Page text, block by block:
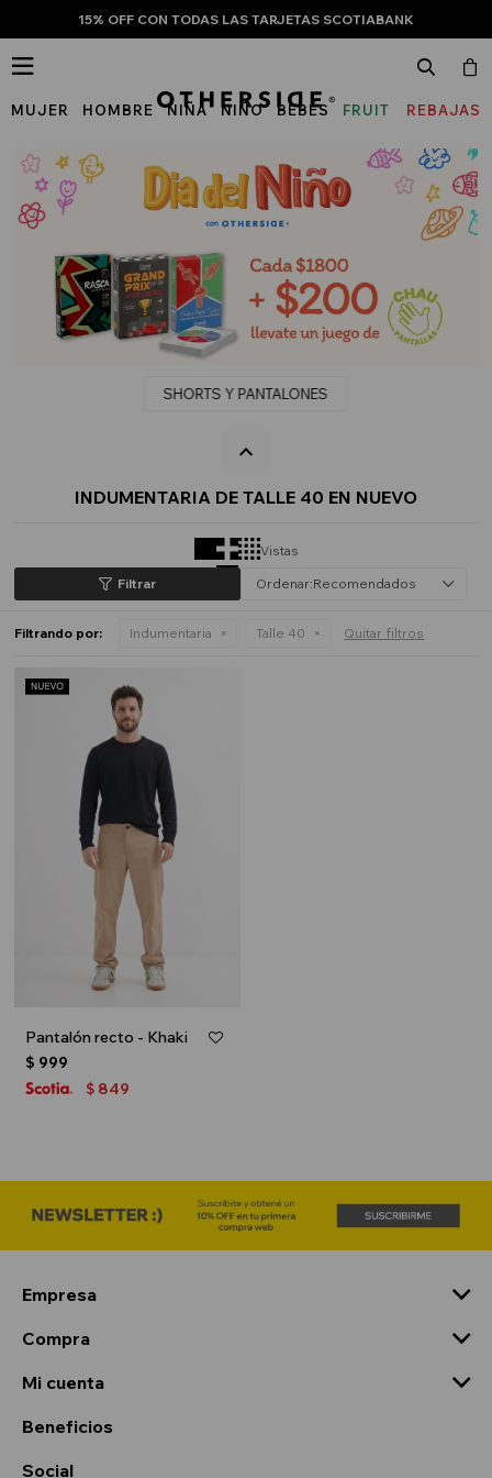
15% OFF CON TODAS LAS TARJETAS SCOTIABANK
MUJER HOMBRE NIÑA NIÑO BEBÉS
FRUIT
THE
LOOM
REBAJAS

SHORTS Y PANTALONES
INDUMENTARIA DE TALLE 40 EN NUEVO
Vistas
Recomendados
Filtrando por: Indumentaria Talle 40 Quitar filtros
Pantalón recto - Khaki
$ 999
$ 849
Empresa
Compra
Mi cuenta
Beneficios
Social